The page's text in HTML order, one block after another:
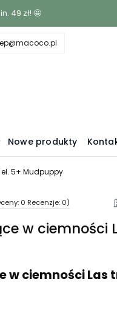
49 zł! 🤩
Nowe produkty
5+ Mudpuppy
0 Recenzje: 0)
w ciemności
w ciemności Las